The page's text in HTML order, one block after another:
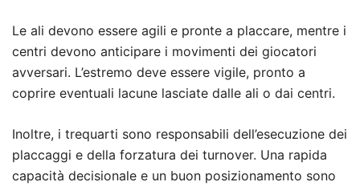
Le ali devono essere agili e pronte a placcare, mentre i
centri devono anticipare i movimenti dei giocatori
avversari. L’estremo deve essere vigile, pronto a
coprire eventuali lacune lasciate dalle ali o dai centri.
Inoltre, i trequarti sono responsabili dell’esecuzione dei
placcaggi e della forzatura dei turnover. Una rapida
capacità decisionale e un buon posizionamento sono